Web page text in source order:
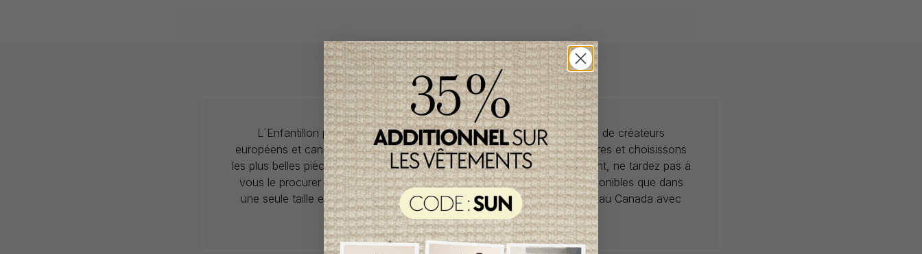
L`Enfantillon propose des collections pour de vêtements pour bébés de créateurs
européens et canadiens à prix imbattables. Nous dénichons les perles rares et choisissons
les plus belles pièces de saisons en saisons. Si un vêtement vous convient, ne tardez pas à
vous le procurer car la plupart du temps, les articles offerts ne sont disponibles que dans
une seule taille et en un seul exemplaire. Profitez de la livraison gratuite au Canada avec
tout achat de 100$ et plus avant taxes.